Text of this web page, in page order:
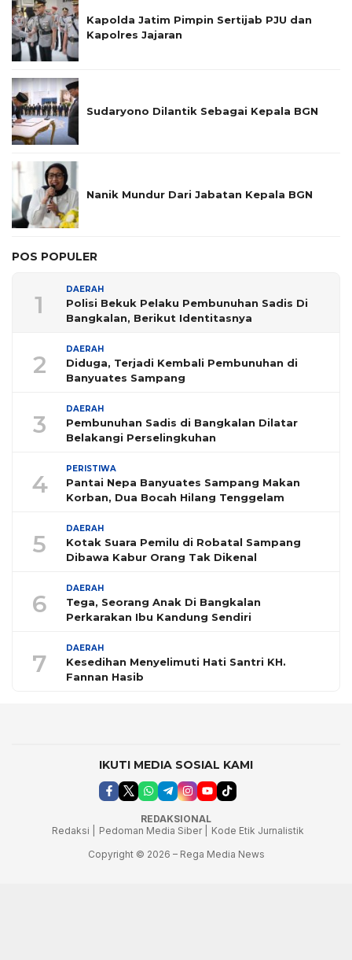
Kapolda Jatim Pimpin Sertijab PJU dan
Kapolres Jajaran
Sudaryono Dilantik Sebagai Kepala BGN
Nanik Mundur Dari Jabatan Kepala BGN
POS POPULER
1
DAERAH
Polisi Bekuk Pelaku Pembunuhan Sadis Di
Bangkalan, Berikut Identitasnya
2
DAERAH
Diduga, Terjadi Kembali Pembunuhan di
Banyuates Sampang
3
DAERAH
Pembunuhan Sadis di Bangkalan Dilatar
Belakangi Perselingkuhan
4
PERISTIWA
Pantai Nepa Banyuates Sampang Makan
Korban, Dua Bocah Hilang Tenggelam
5
DAERAH
Kotak Suara Pemilu di Robatal Sampang
Dibawa Kabur Orang Tak Dikenal
6
DAERAH
Tega, Seorang Anak Di Bangkalan
Perkarakan Ibu Kandung Sendiri
7
DAERAH
Kesedihan Menyelimuti Hati Santri KH.
Fannan Hasib
IKUTI MEDIA SOSIAL KAMI
REDAKSIONAL
Redaksi |
Pedoman Media Siber |
Kode Etik Jurnalistik
Copyright © 2026 – Rega Media News